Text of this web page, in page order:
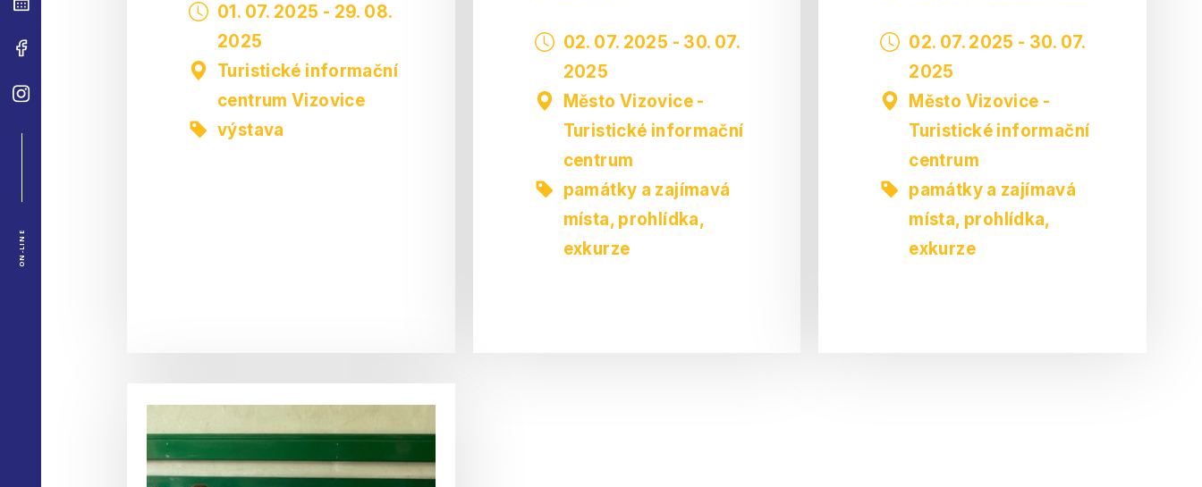
ON-LINE
01. 07. 2025 - 29. 08.
2025
Turistické informační
centrum Vizovice
výstava
02. 07. 2025 - 30. 07.
2025
Město Vizovice -
Turistické informační
centrum
památky a zajímavá
místa, prohlídka,
exkurze
02. 07. 2025 - 30. 07.
2025
Město Vizovice -
Turistické informační
centrum
památky a zajímavá
místa, prohlídka,
exkurze